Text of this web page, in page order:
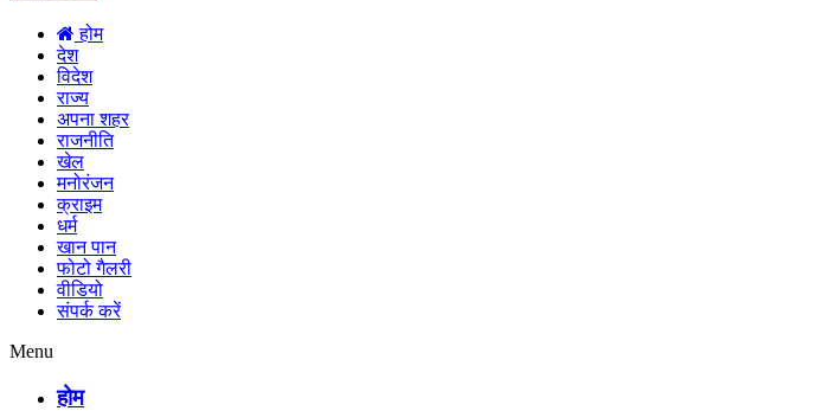
होम
देश
विदेश
राज्य
अपना शहर
राजनीति
खेल
मनोरंजन
क्राइम
धर्म
खान पान
फोटो गैलरी
वीडियो
संपर्क करें
Menu
होम